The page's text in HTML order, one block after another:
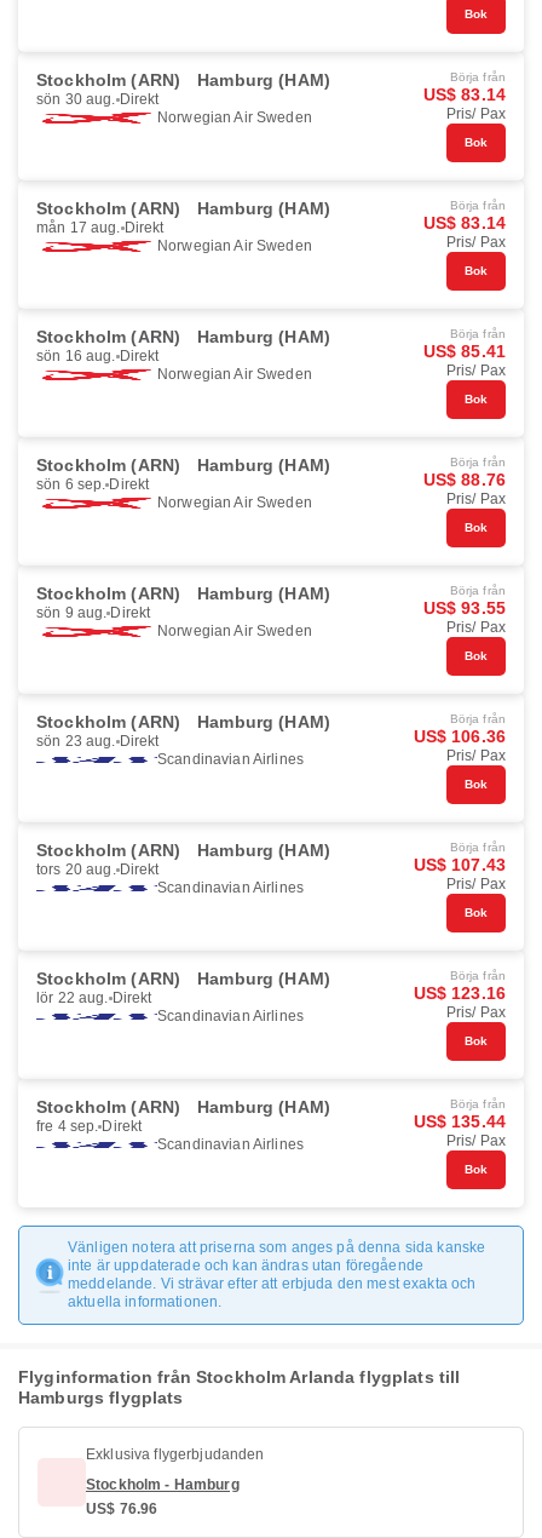
Bok
Stockholm (ARN) Hamburg (HAM)
sön 30 aug. Direkt
Norwegian Air Sweden
Börja från
US$ 83.14
Pris/ Pax
Bok
Stockholm (ARN) Hamburg (HAM)
mån 17 aug. Direkt
Norwegian Air Sweden
Börja från
US$ 83.14
Pris/ Pax
Bok
Stockholm (ARN) Hamburg (HAM)
sön 16 aug. Direkt
Norwegian Air Sweden
Börja från
US$ 85.41
Pris/ Pax
Bok
Stockholm (ARN) Hamburg (HAM)
sön 6 sep. Direkt
Norwegian Air Sweden
Börja från
US$ 88.76
Pris/ Pax
Bok
Stockholm (ARN) Hamburg (HAM)
sön 9 aug. Direkt
Norwegian Air Sweden
Börja från
US$ 93.55
Pris/ Pax
Bok
Stockholm (ARN) Hamburg (HAM)
sön 23 aug. Direkt
Scandinavian Airlines
Börja från
US$ 106.36
Pris/ Pax
Bok
Stockholm (ARN) Hamburg (HAM)
tors 20 aug. Direkt
Scandinavian Airlines
Börja från
US$ 107.43
Pris/ Pax
Bok
Stockholm (ARN) Hamburg (HAM)
lör 22 aug. Direkt
Scandinavian Airlines
Börja från
US$ 123.16
Pris/ Pax
Bok
Stockholm (ARN) Hamburg (HAM)
fre 4 sep. Direkt
Scandinavian Airlines
Börja från
US$ 135.44
Pris/ Pax
Bok
Vänligen notera att priserna som anges på denna sida kanske
inte är uppdaterade och kan ändras utan föregående
meddelande. Vi strävar efter att erbjuda den mest exakta och
aktuella informationen.
Flyginformation från Stockholm Arlanda flygplats till
Hamburgs flygplats
Exklusiva flygerbjudanden
Stockholm - Hamburg
US$ 76.96